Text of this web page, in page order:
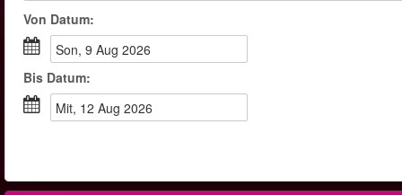
Von Datum:
Son, 9 Aug 2026
Bis Datum:
Mit, 12 Aug 2026